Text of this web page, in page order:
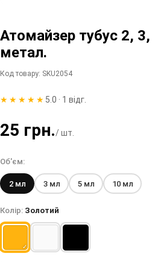
Атомайзер тубус 2,
метал.
Код товару: SKU2054
★★★★★ 5.0 · 1 відг.
25 грн./ шт.
Об'єм:
2 мл 3 мл 5 мл 10 мл
Колір: Золотий